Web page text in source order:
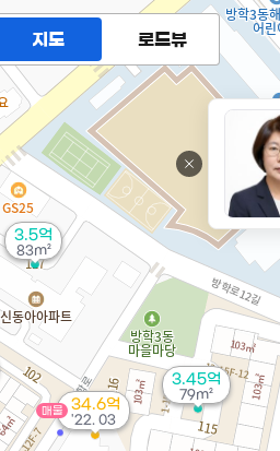
3.45억
79m²
3.5억
83m²
34.6억
'22. 03
매물
지도 로드뷰